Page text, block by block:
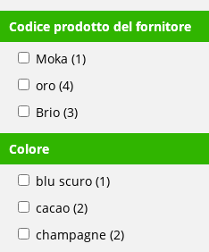
Codice prodotto del fornitore
Moka (1)
oro (4)
Brio (3)
Colore
blu scuro (1)
cacao (2)
champagne (2)